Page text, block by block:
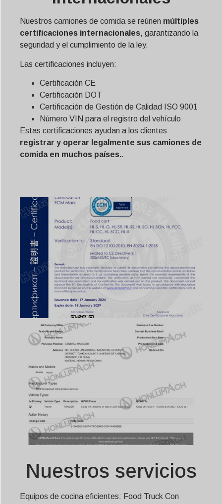
Nuestros camiones de comida se reúnen múltiples
certificaciones internacionales, garantizando la
seguridad y el cumplimiento de la ley.
Las certificaciones incluyen:
Certificación CE
Certificación DOT
Certificación de Gestión de Calidad ISO 9001
Número VIN para el registro del vehículo
Estas certificaciones ayudan a los clientes
registrar y operar legalmente sus camiones de
comida en muchos países..
Nuestros servicios
Equipos de cocina eficientes: Food Truck Con